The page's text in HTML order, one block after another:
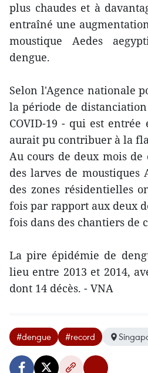
plus chaudes et à
entraîné une
moustique Aedes
dengue.
Selon l'Agence nationale
la période de
COVID-19 - qui est
aurait pu contribuer à la
Au cours de deux mois
des larves de moustiques
des zones résidentielles
fois par rapport aux deux
fois dans des chantiers de
La pire épidémie de
lieu entre 2013 et 2014,
dont 14 décès. - VNA
#dengue #record